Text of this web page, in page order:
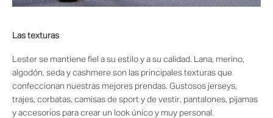
Las texturas
Lester se mantiene fiel a su estilo y a su calidad. Lana, merino,
algodón, seda y cashmere son las principales texturas que
confeccionan nuestras mejores prendas. Gustosos jerseys,
trajes, corbatas, camisas de sport y de vestir, pantalones, pijamas
y accesorios para crear un look único y muy personal.